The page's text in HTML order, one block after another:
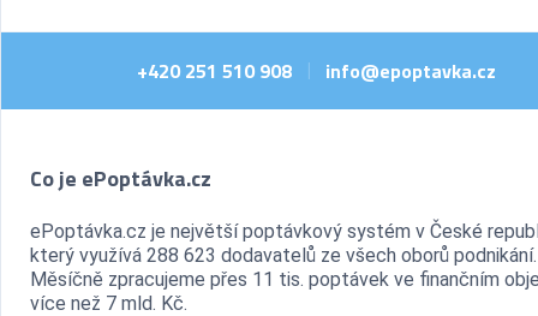
+420 251 510 908 | info@epoptavka.cz
Co je ePoptávka.cz
ePoptávka.cz je největší poptávkový systém v České
který využívá 288 623 dodavatelů ze všech oborů podnikání.
Měsíčně zpracujeme přes 11 tis. poptávek ve finančním
více než 7 mld. Kč.